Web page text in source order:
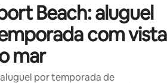
Beach: aluguel
com vista
mar
por temporada de